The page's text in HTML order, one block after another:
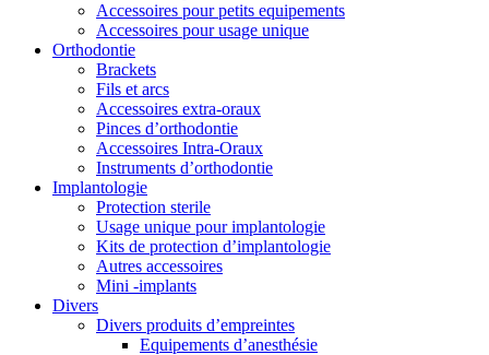
Accessoires pour petits equipements
Accessoires pour usage unique
Orthodontie
Brackets
Fils et arcs
Accessoires extra-oraux
Pinces d’orthodontie
Accessoires Intra-Oraux
Instruments d’orthodontie
Implantologie
Protection sterile
Usage unique pour implantologie
Kits de protection d’implantologie
Autres accessoires
Mini -implants
Divers
Divers produits d’empreintes
Equipements d’anesthésie